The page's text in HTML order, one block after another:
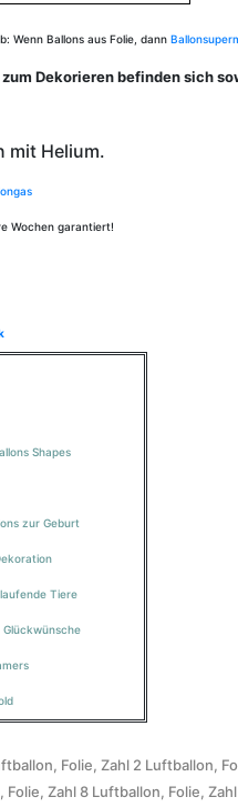
Wenn Ballons aus Folie, dann
Dekorieren befinden sich
mit Helium.
Wochen garantiert!
Shapes
zur Geburt
Tiere
Glückwünsche
Folie, Zahl 2 Luftballon,
Folie, Zahl 8 Luftballon, Folie,